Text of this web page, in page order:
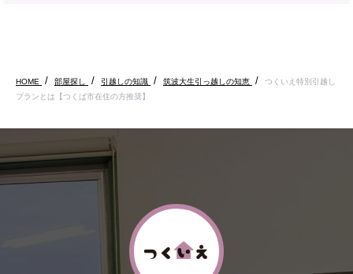
HOME 部屋探し 引越しの知識 筑波大生引っ越しの知恵
つくいえ特別引越し
プランとは【つくば市在住の方推奨】